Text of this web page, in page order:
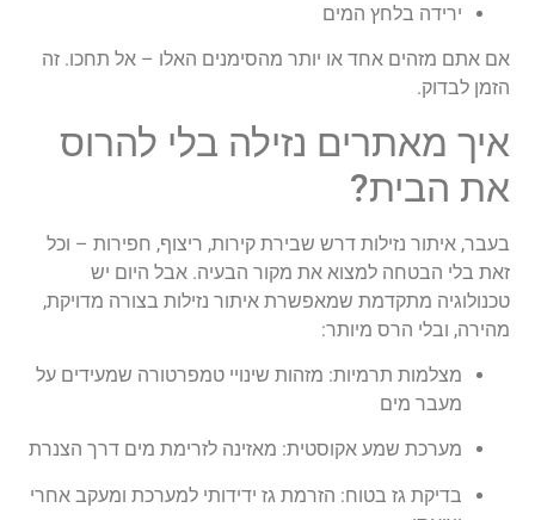
ירידה בלחץ המים
אם אתם מזהים אחד או יותר מהסימנים האלו – אל תחכו. זה
הזמן לבדוק.
איך מאתרים נזילה בלי להרוס
את הבית?
בעבר, איתור נזילות דרש שבירת קירות, ריצוף, חפירות – וכל
זאת בלי הבטחה למצוא את מקור הבעיה. אבל היום יש
טכנולוגיה מתקדמת שמאפשרת איתור נזילות בצורה מדויקת,
מהירה, ובלי הרס מיותר:
מצלמות תרמיות: מזהות שינויי טמפרטורה שמעידים על
מעבר מים
מערכת שמע אקוסטית: מאזינה לזרימת מים דרך הצנרת
בדיקת גז בטוח: הזרמת גז ידידותי למערכת ומעקב אחרי